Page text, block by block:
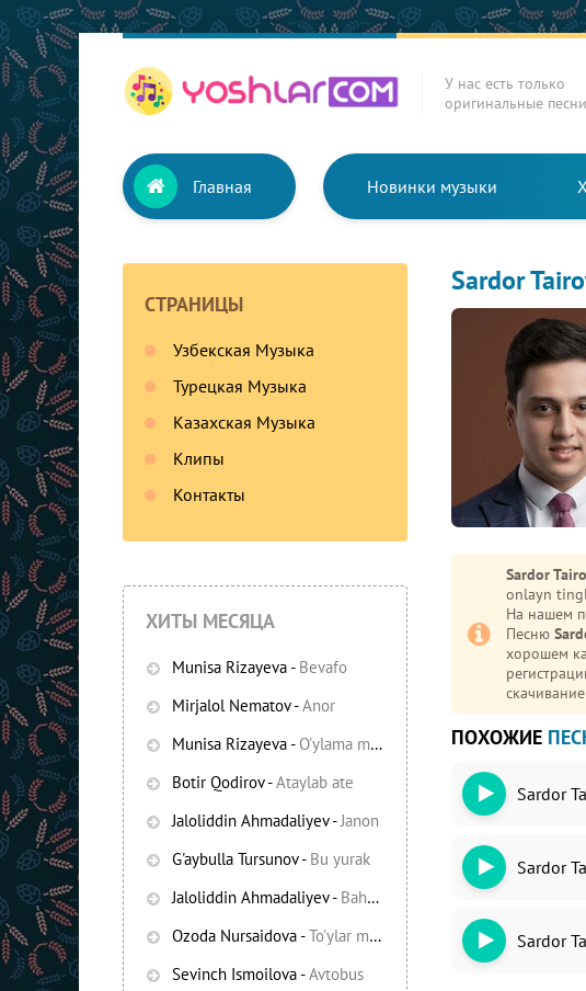
У нас есть только
оригинальные песни
Главная Новинки музыки
СТРАНИЦЫ
Узбекская Музыка
Турецкая Музыка
Казахская Музыка
Клипы
Контакты
ХИТЫ МЕСЯЦА
Munisa Rizayeva- Bevafo
Mirjalol Nematov-Anor
Munisa Rizayeva- O'ylama mani
Botir Qodirov-Ataylab ate
Jaloliddin Ahmadaliyev-Janon
G'aybulla Tursunov- Bu yurak
Jaloliddin Ahmadaliyev- Bahor yomg'irlari
Ozoda Nursaidova-To'ylar muborak
Sevinch Ismoilova-Avtobus
Sardor
Sardor
onlayn
На нашем
Песню
хорошем качестве. Скачайте Sardor Tairov - Hasrat (piano
ПОХОЖИЕ
Sardor
Sardor
Sardor
-Bezori
Oshiq edim